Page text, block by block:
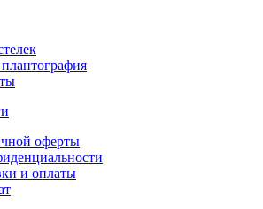
оферты
и оплаты